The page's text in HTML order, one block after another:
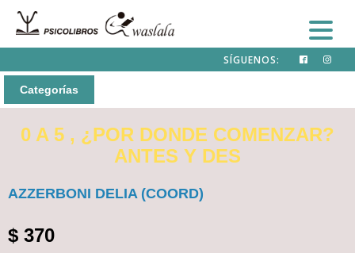
SÍGUENOS:
Categorías
0 A 5 , ¿POR DONDE COMENZAR?
ANTES Y DES
AZZERBONI DELIA (COORD)
$ 370